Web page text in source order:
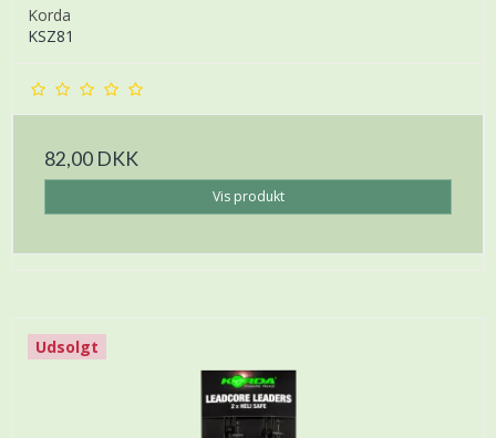
Korda
KSZ81
82,00 DKK
Vis produkt
Udsolgt